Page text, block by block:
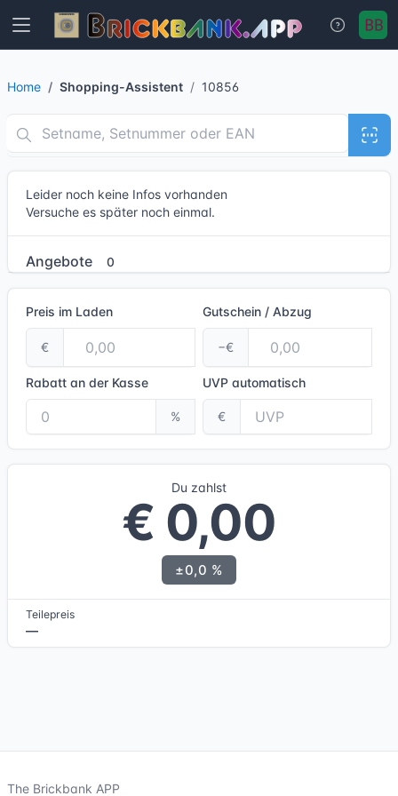
Home Shopping-Assistent 10856
Leider noch keine Infos vorhanden
Versuche es später noch einmal.
Angebote 0
Preis im Laden
€
Gutschein / Abzug
−€
Rabatt an der Kasse
%
UVP automatisch
€
Du zahlst
€ 0,00
±0,0 %
Teilepreis
—
The Brickbank APP